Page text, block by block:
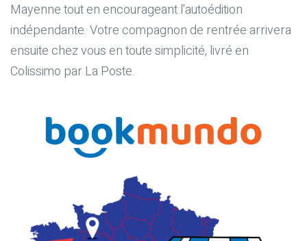
Mayenne tout en encourageant l'autoédition
indépendante. Votre compagnon de rentrée arrivera
ensuite chez vous en toute simplicité, livré en
Colissimo par La Poste.